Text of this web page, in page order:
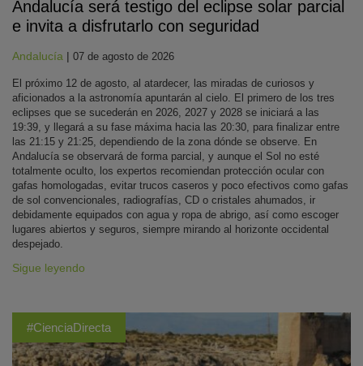
Andalucía será testigo del eclipse solar parcial
e invita a disfrutarlo con seguridad
Andalucía | 07 de agosto de 2026
El próximo 12 de agosto, al atardecer, las miradas de curiosos y
aficionados a la astronomía apuntarán al cielo. El primero de los tres
eclipses que se sucederán en 2026, 2027 y 2028 se iniciará a las
19:39, y llegará a su fase máxima hacia las 20:30, para finalizar entre
las 21:15 y 21:25, dependiendo de la zona dónde se observe. En
Andalucía se observará de forma parcial, y aunque el Sol no esté
totalmente oculto, los expertos recomiendan protección ocular con
gafas homologadas, evitar trucos caseros y poco efectivos como gafas
de sol convencionales, radiografías, CD o cristales ahumados, ir
debidamente equipados con agua y ropa de abrigo, así como escoger
lugares abiertos y seguros, siempre mirando al horizonte occidental
despejado.
Sigue leyendo
#CienciaDirecta